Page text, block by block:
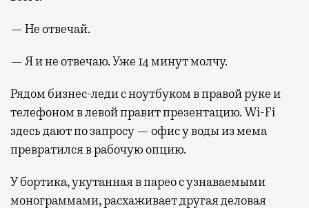
— Не отвечай.
— Я и не отвечаю. Уже 14 минут молчу.
Рядом бизнес-леди с ноутбуком в правой руке и
телефоном в левой правит презентацию. Wi-Fi
здесь дают по запросу — офис у воды из мема
превратился в рабочую опцию.
У бортика, укутанная в парео с узнаваемыми
монограммами, расхаживает другая деловая